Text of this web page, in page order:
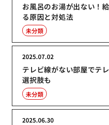
お風呂のお湯が出ない！
る原因と対処法
未分類
テレビ線がない部屋でテ
選択肢も
2025.07.02
未分類
2025.06.30